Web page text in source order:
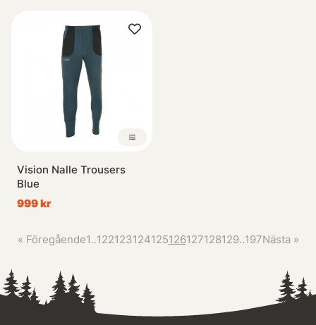
Vision Nalle Trousers
Blue
999 kr
« Föregående1..122123124125126127128129..197Nästa »